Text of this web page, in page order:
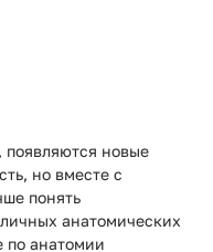
появляются новые
но вместе с
понять
анатомических
по анатомии